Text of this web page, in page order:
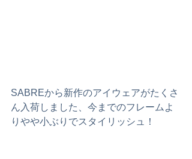
SABREから新作のアイウェアがたくさ
ん入荷しました、今までのフレームよ
りやや小ぶりでスタイリッシュ！